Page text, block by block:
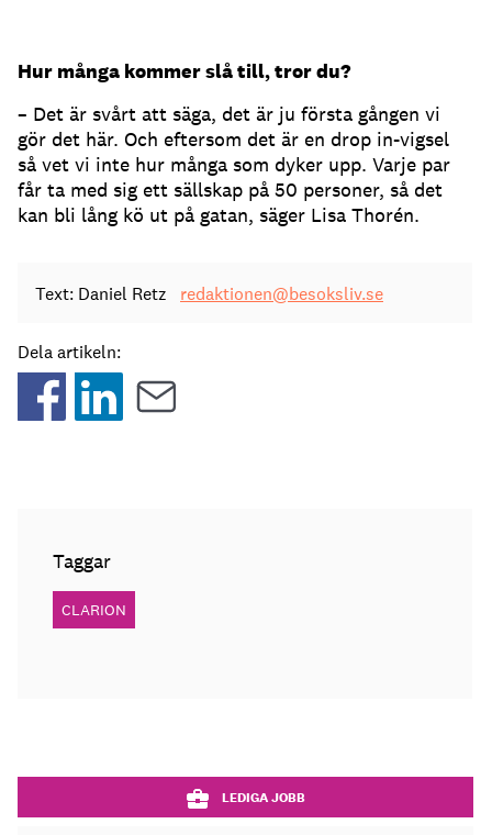
Hur många kommer slå till, tror du?
– Det är svårt att säga, det är ju första gången vi
gör det här. Och eftersom det är en drop in-vigsel
så vet vi inte hur många som dyker upp. Varje par
får ta med sig ett sällskap på 50 personer, så det
kan bli lång kö ut på gatan, säger Lisa Thorén.
Text: Daniel Retz redaktionen@besoksliv.se
Dela artikeln:
Taggar
CLARION
LEDIGA JOBB